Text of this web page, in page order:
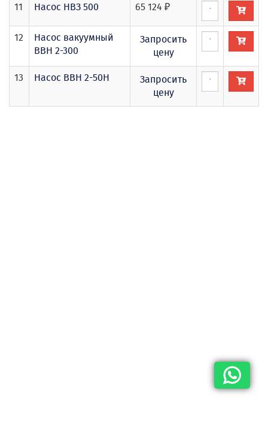
11 Насос НВЗ 500 65 124 ₽
12
Насос вакуумный
ВВН 2-300
Запросить
цену
13 Насос ВВН 2-50Н
Запросить
цену